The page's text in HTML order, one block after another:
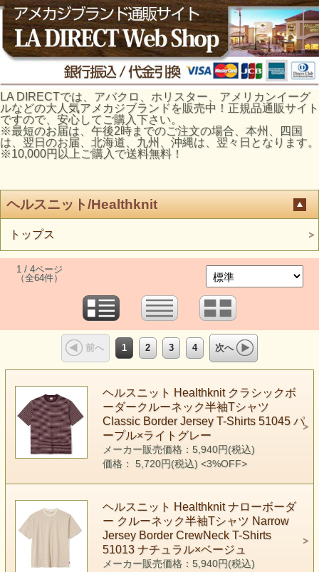
LA DIRECTでは、アバクロ、ホリスター、アメリカンイーグ
ルなどの大人気アメカジブランドを販売中！正規品通販サイト
ですので、安心してご購入下さい。
※最短のお届は、午後2時までのご注文の場合、本州、四国
は、翌日のお届、北海道、九州、沖縄は、翌々日となります。
※10,000円以上ご購入で送料無料！
ヘルスニット/Healthknit
トップス
1 / 4ページ
（全64件）
前へ 1 2 3 4 次へ
ヘルスニット Healthknit クラシックボ
ーダークルーネック半袖Tシャツ
Classic Border Jersey T-Shirts 51045 パ
ープル×ライトグレー
メーカー販売価格：5,940円(税込)
価格： 5,720円(税込) <3%OFF>
ヘルスニット Healthknit ナローボーダ
ー クルーネック半袖Tシャツ Narrow
Jersey Border CrewNeck T-Shirts
51013 ナチュラル×ベージュ
メーカー販売価格：5,940円(税込)